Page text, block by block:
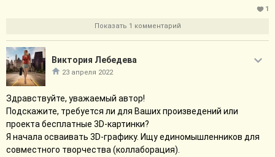
1
Показать 1 комментарий
Виктория Лебедева
23 апреля 2022
Здравствуйте, уважаемый автор!
Подскажите, требуется ли для Ваших произведений или
проекта бесплатные 3D-картинки?
Я начала осваивать 3D-графику. Ищу единомышленников для
совместного творчества (коллаборация).